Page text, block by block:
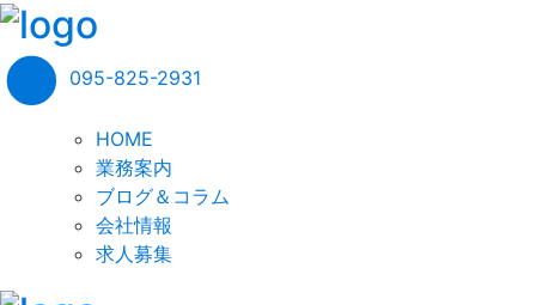
095-825-2931
HOME
業務案内
ブログ＆コラム
会社情報
求人募集